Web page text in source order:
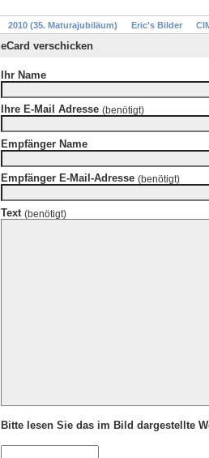
2010 (35. Maturajubiläum) Eric's Bilder
eCard verschicken
Ihr Name
Ihre E-Mail Adresse (benötigt)
Empfänger Name
Empfänger E-Mail-Adresse (benötigt)
Text (benötigt)
Bitte lesen Sie das im Bild dargestellte